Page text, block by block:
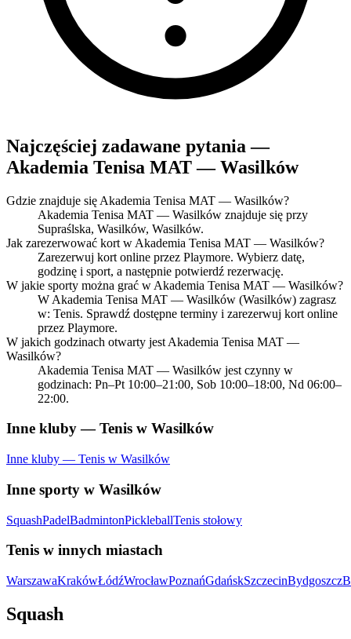
Najczęściej zadawane pytania —
Akademia Tenisa MAT — Wasilków
Gdzie znajduje się Akademia Tenisa MAT — Wasilków?
Akademia Tenisa MAT — Wasilków znajduje się przy
Supraślska, Wasilków, Wasilków.
Jak zarezerwować kort w Akademia Tenisa MAT — Wasilków?
Zarezerwuj kort online przez Playmore. Wybierz datę,
godzinę i sport, a następnie potwierdź rezerwację.
W jakie sporty można grać w Akademia Tenisa MAT — Wasilków?
W Akademia Tenisa MAT — Wasilków (Wasilków) zagrasz
w: Tenis. Sprawdź dostępne terminy i zarezerwuj kort online
przez Playmore.
W jakich godzinach otwarty jest Akademia Tenisa MAT —
Wasilków?
Akademia Tenisa MAT — Wasilków jest czynny w
godzinach: Pn–Pt 10:00–21:00, Sob 10:00–18:00, Nd 06:00–
22:00.
Inne kluby — Tenis w Wasilków
Inne kluby — Tenis w Wasilków
Inne sporty w Wasilków
SquashPadelBadmintonPickleballTenis stołowy
Tenis w innych miastach
WarszawaKrakówŁódźWrocławPoznańGdańskSzczecinBydgoszcz
Squash